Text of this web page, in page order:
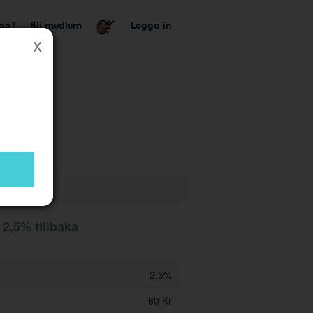
Bli medlem Logga in
tillbaka
2,5%
60 Kr